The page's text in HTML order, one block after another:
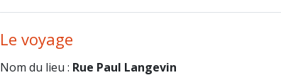
Le voyage
Nom du lieu : Rue Paul Langevin